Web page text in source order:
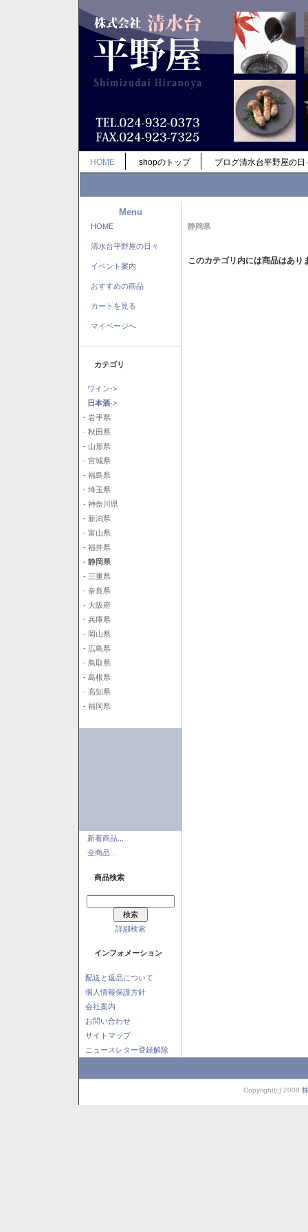
HOME shopのトップ ブログ清水台平野屋の日
Menu
HOME
清水台平野屋の日々
イベント案内
おすすめの商品
カートを見る
マイページへ
カテゴリ
ワイン->
日本酒->
- 岩手県
- 秋田県
- 山形県
- 宮城県
- 福島県
- 埼玉県
- 神奈川県
- 新潟県
- 富山県
- 福井県
- 静岡県
- 三重県
- 奈良県
- 大阪府
- 兵庫県
- 岡山県
- 広島県
- 鳥取県
- 島根県
- 高知県
- 福岡県
新着商品...
全商品...
商品検索
詳細検索
インフォメーション
配送と返品について
個人情報保護方針
会社案内
お問い合わせ
サイトマップ
ニュースレター登録解除
静岡県
このカテゴリ内には商品はあり
Copyright(c) 2008